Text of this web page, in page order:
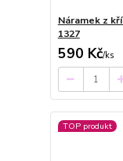
Náramek z
1327
590 Kč/ks
TOP produkt